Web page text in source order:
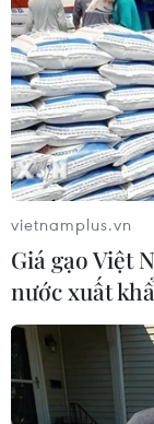
#phạm pháp
#an ninh xã hội
#Plus
Theo dõi
TIN LIÊN
vietnamplus.vn
Giá gạo Việt
nước xuất